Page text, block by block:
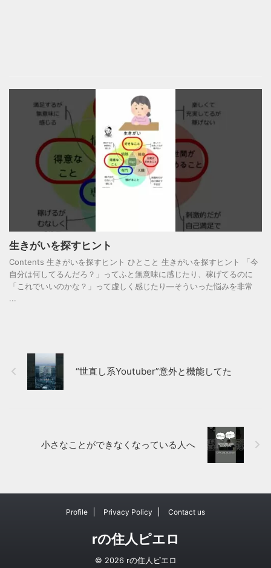
生きがいを探すヒント
Contents 生きがいを探すヒント ひとこと 生きがいを探すヒント 「今
自分は何してるんだろ？」ってふと無意味に感じたり、稼げてるのに
「これでいいのかな？」って虚しく感じたり―そういった悩みを非常
...
“世直し系Youtuber”意外と機能してた
小さなことができなくなっている人へ
Profile Privacy Policy Contact us
rの住人ピエロ
© 2026 rの住人ピエロ